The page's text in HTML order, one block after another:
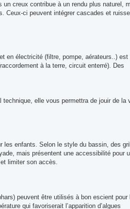
creux contribue à un rendu plus naturel,
Ceux-ci peuvent intégrer cascades et
en électricité (filtre, pompe, aérateurs..) est
à la terre, circuit enterré). Des
technique, elle vous permettra de jouir de la
les enfants. Selon le style du bassin, des
mais présentent une accessibilité pour
limiter son accès.
peuvent être utilisés à bon escient pour
qui favoriserait l’apparition d’algues